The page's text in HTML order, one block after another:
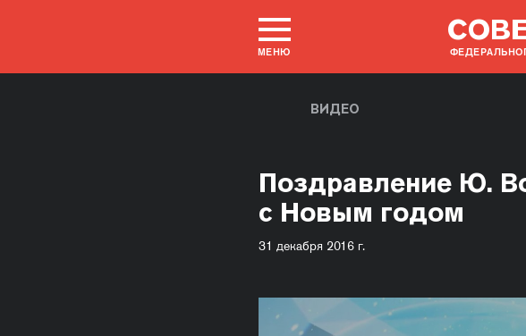
МЕНЮ
ВИДЕО
Поздравление Ю.
с Новым годом
31 декабря 2016 г.